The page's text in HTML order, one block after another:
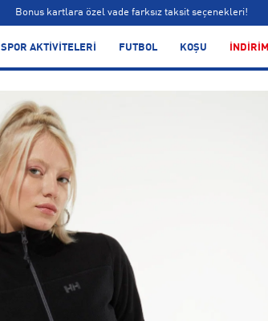
Bonus kartlara özel vade farksız taksit seçenekleri!
SPOR AKTİVİTELERİ FUTBOL KOŞU İNDİRİM